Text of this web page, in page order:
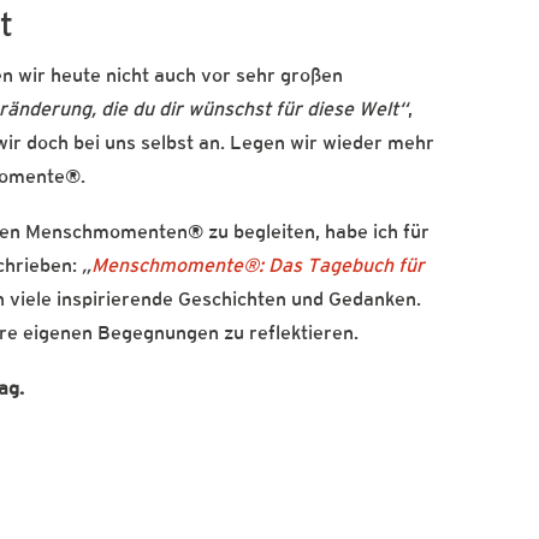
wir heute nicht auch vor sehr großen
die du dir wünschst für diese Welt“,
doch bei uns selbst an. Legen wir wieder mehr
Menschmomenten® zu begleiten, habe ich für
„Menschmomente®: Das Tagebuch für
viele inspirierende Geschichten und Gedanken.
eigenen Begegnungen zu reflektieren.